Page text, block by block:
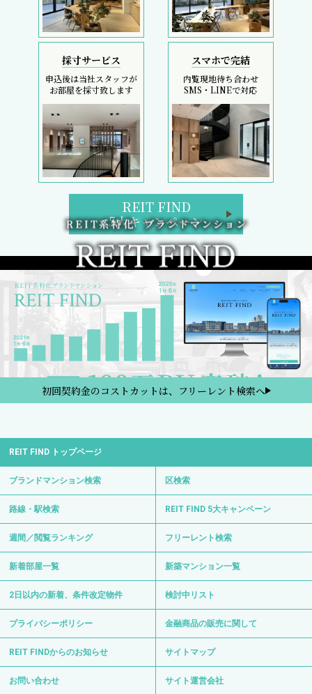
採寸サービス
申込後は当社スタッフが
お部屋を採寸致します
スマホで完結
内覧現地待ち合わせ
SMS・LINEで対応
REIT FIND
5大キャンペーン
初回契約金のコストカットは、フリーレント検索へ
REIT FIND トップページ
ブランドマンション検索 区検索
路線・駅検索 REIT FIND 5大キャンペーン
週間／閲覧ランキング フリーレント検索
新着部屋一覧 新築マンション一覧
2日以内の新着、条件改定物件 検討中リスト
プライバシーポリシー 金融商品の販売に関して
REIT FINDからのお知らせ サイトマップ
お問い合わせ サイト運営会社